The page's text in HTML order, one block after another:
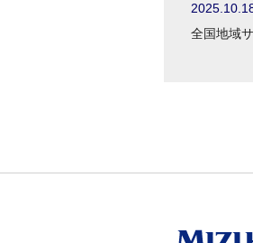
全国地域